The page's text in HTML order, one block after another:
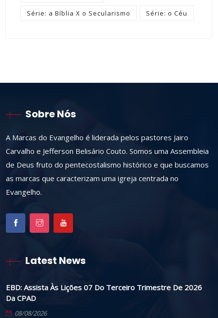
Série: a Bíblia X o Secularismo Série: o Céu
Sobre Nós
A Marcas do Evangelho é liderada pelos pastores Jairo
Carvalho e Jefferson Belisário Couto. Somos uma Assembleia
de Deus fruto do pentecostalismo histórico e que buscamos
as marcas que caracterizam uma igreja centrada no
Evangelho.
Latest News
EBD: Assista Às Lições 07 Do Terceiro Trimestre De 2026
Da CPAD
08/08/2026